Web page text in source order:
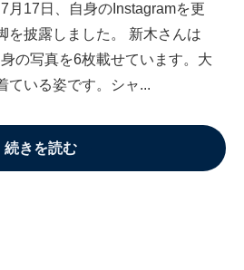
月17日、自身のInstagramを更
を披露しました。 新木さんは
の写真を6枚載せています。大
ている姿です。シャ...
続きを読む